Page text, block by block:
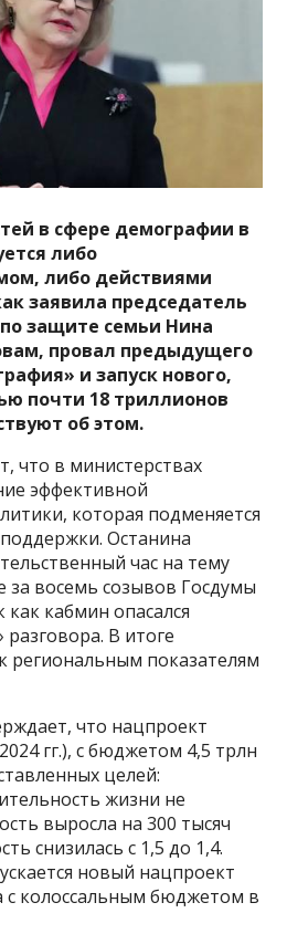
в сфере демографии в
либо
либо действиями
заявила председатель
защите семьи Нина
провал предыдущего
и запуск нового,
почти 18 триллионов
об этом.
что в министерствах
эффективной
которая подменяется
Останина
час на тему
восемь созывов Госдумы
кабмин опасался
разговора. В итоге
региональным показателям
что нацпроект
гг.), с бюджетом 4,5 трлн
целей:
жизни не
выросла на 300 тысяч
снизилась с 1,5 до 1,4.
новый нацпроект
с колоссальным бюджетом в